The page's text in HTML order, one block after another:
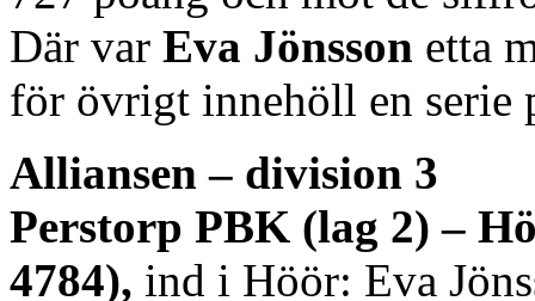
Där var Eva Jönsson etta
för övrigt innehöll en serie
Alliansen – division 3
Perstorp PBK (lag 2) –
4784), ind i Höör: Eva